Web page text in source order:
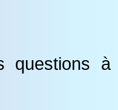
questions à